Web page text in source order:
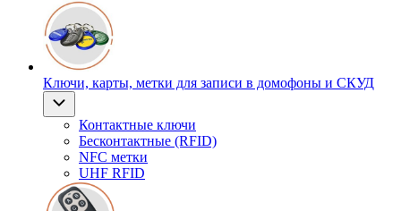
Ключи, карты, метки для записи в домофоны и СКУД
Контактные ключи
Бесконтактные (RFID)
NFC метки
UHF RFID